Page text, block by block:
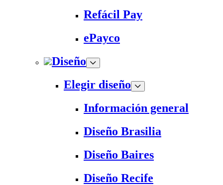
Refácil Pay
ePayco
Diseño
Elegir diseño
Información general
Diseño Brasilia
Diseño Baires
Diseño Recife